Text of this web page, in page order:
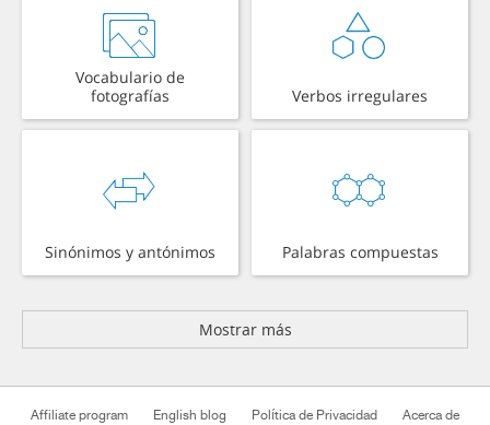
Vocabulario de
fotografías
Verbos irregulares
Sinónimos y antónimos Palabras compuestas
Mostrar más
Affiliate program English blog Política de Privacidad Acerca de